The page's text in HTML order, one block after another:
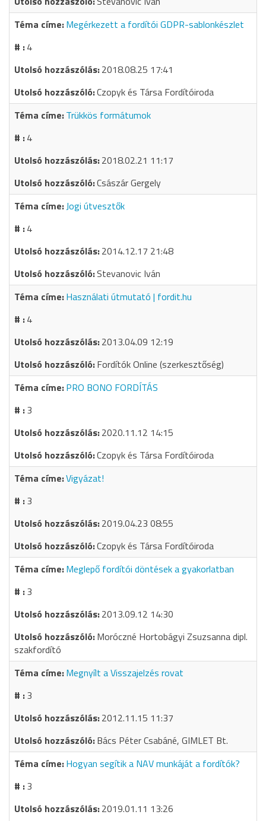
Megérkezett a fordítói GDPR-sablonkészlet
4
2018.08.25 17:41
Czopyk és Társa Fordítóiroda
Trükkös formátumok
4
2018.02.21 11:17
Császár Gergely
Jogi útvesztők
4
2014.12.17 21:48
Stevanovic Iván
Használati útmutató | fordit.hu
4
2013.04.09 12:19
Fordítók Online (szerkesztőség)
PRO BONO FORDÍTÁS
3
2020.11.12 14:15
Czopyk és Társa Fordítóiroda
Vigyázat!
3
2019.04.23 08:55
Czopyk és Társa Fordítóiroda
Meglepő fordítói döntések a gyakorlatban
3
2013.09.12 14:30
Moróczné Hortobágyi Zsuzsanna dipl.
szakfordító
Megnyílt a Visszajelzés rovat
3
2012.11.15 11:37
Bács Péter Csabáné, GIMLET Bt.
Hogyan segítik a NAV munkáját a fordítók?
3
2019.01.11 13:26